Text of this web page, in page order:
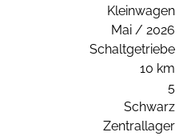
Kleinwagen
Mai / 2026
Schaltgetriebe
10 km
5
Schwarz
Zentrallager